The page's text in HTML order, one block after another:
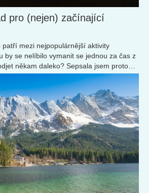
pro (nejen) začínající
mezi nejpopulárnější aktivity
by se nelíbilo vymanit se jednou za čas z
někam daleko? Sepsala jsem proto
si cesty užít co nejvíc bez starostí.